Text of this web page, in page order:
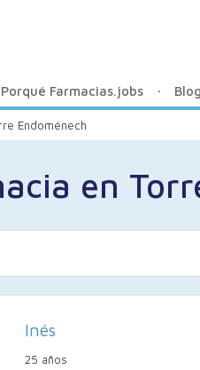
Porqué Farmacias.jobs Blog
Endoménech
en
Inés
25 años